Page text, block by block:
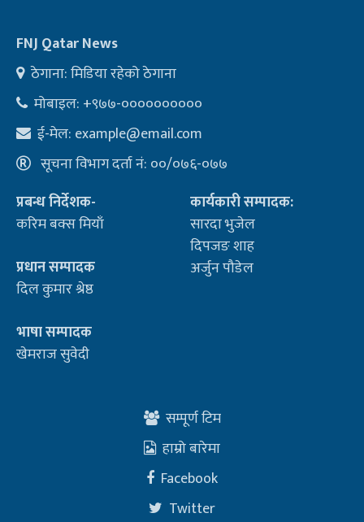
FNJ Qatar News
ठेगाना: मिडिया रहेको ठेगाना
मोबाइल: +९७७-००००००००००
ई-मेल: example@email.com
सूचना विभाग दर्ता नं: ००/०७६-०७७
प्रबन्ध निर्देशक-
करिम बक्स मियाँ
प्रधान सम्पादक
दिल कुमार श्रेष्ठ
भाषा सम्पादक
खेमराज सुवेदी
कार्यकारी सम्पादक:
सारदा भुजेल
दिपजङ शाह
अर्जुन पौडेल
सम्पूर्ण टिम
हाम्रो बारेमा
Facebook
Twitter